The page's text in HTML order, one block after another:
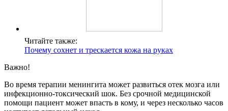
Читайте также:
Почему сохнет и трескается кожа на руках
Важно!
Во время терапии менингита может развиться отек мозга или
инфекционно-токсический шок. Без срочной медицинской
помощи пациент может впасть в кому, и через несколько часов